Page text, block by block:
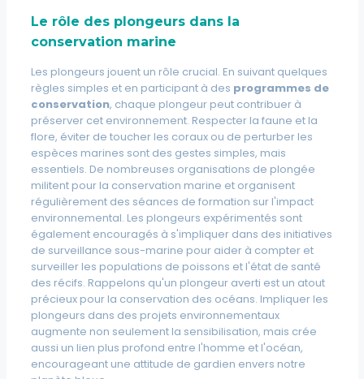
Le rôle des plongeurs dans la
conservation marine
Les plongeurs jouent un rôle crucial. En suivant quelques
règles simples et en participant à des programmes de
conservation, chaque plongeur peut contribuer à
préserver cet environnement. Respecter la faune et la
flore, éviter de toucher les coraux ou de perturber les
espèces marines sont des gestes simples, mais
essentiels. De nombreuses organisations de plongée
militent pour la conservation marine et organisent
régulièrement des séances de formation sur l'impact
environnemental. Les plongeurs expérimentés sont
également encouragés à s'impliquer dans des initiatives
de surveillance sous-marine pour aider à compter et
surveiller les populations de poissons et l'état de santé
des récifs. Rappelons qu'un plongeur averti est un atout
précieux pour la conservation des océans. Impliquer les
plongeurs dans des projets environnementaux
augmente non seulement la sensibilisation, mais crée
aussi un lien plus profond entre l'homme et l'océan,
encourageant une attitude de gardien envers notre